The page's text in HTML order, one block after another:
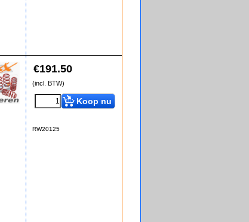
€191.50
(incl. BTW)
Koop nu
RW20125